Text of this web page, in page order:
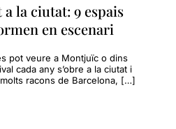
la ciutat: 9 espais
en escenari
pot veure a Montjuïc o dins
cada any s’obre a la ciutat i
racons de Barcelona, […]